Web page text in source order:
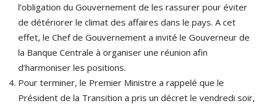
l’obligation du Gouvernement de les rassurer pour éviter
de détériorer le climat des affaires dans le pays. A cet
effet, le Chef de Gouvernement a invité le Gouverneur de
la Banque Centrale à organiser une réunion afin
d’harmoniser les positions.
Pour terminer, le Premier Ministre a rappelé que le
Président de la Transition a pris un décret le vendredi soir,